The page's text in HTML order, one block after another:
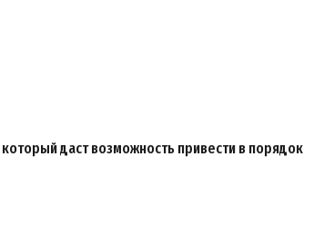
даст возможность привести в порядок